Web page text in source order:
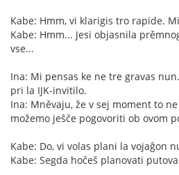
Kabe: Hmm, vi klarigis tro rapide.
Kabe: Hmm... Jesi objasnila
vse...
Ina: Mi pensas ke ne tre gravas
pri la IJK-invitilo.
Ina: Mněvaju, že v sej moment to
možemo jeŝče pogovoriti ob ovom
Kabe: Do, vi volas plani la vojaĝon
Kabe: Segda hočeš planovati